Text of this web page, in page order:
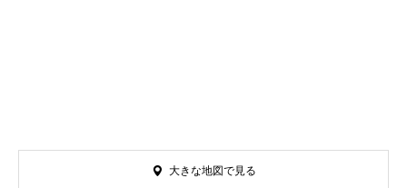
大きな地図で見る